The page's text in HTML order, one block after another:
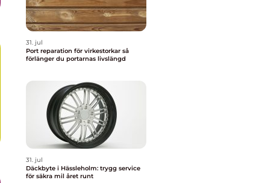
31. jul
Port reparation för virkestorkar så
förlänger du portarnas livslängd
31. jul
Däckbyte i Hässleholm: trygg service
för säkra mil året runt